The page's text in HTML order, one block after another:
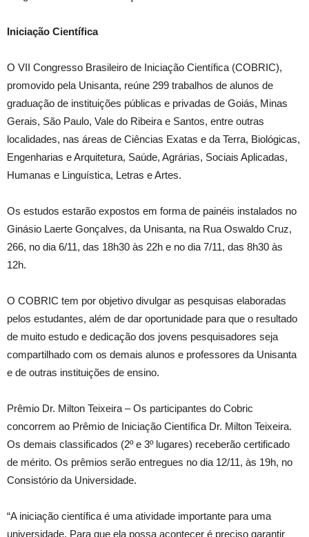
Iniciação Científica
O VII Congresso Brasileiro de Iniciação Científica (COBRIC),
promovido pela Unisanta, reúne 299 trabalhos de alunos de
graduação de instituições públicas e privadas de Goiás, Minas
Gerais, São Paulo, Vale do Ribeira e Santos, entre outras
localidades, nas áreas de Ciências Exatas e da Terra, Biológicas,
Engenharias e Arquitetura, Saúde, Agrárias, Sociais Aplicadas,
Humanas e Linguística, Letras e Artes.
Os estudos estarão expostos em forma de painéis instalados no
Ginásio Laerte Gonçalves, da Unisanta, na Rua Oswaldo Cruz,
266, no dia 6/11, das 18h30 às 22h e no dia 7/11, das 8h30 às
12h.
O COBRIC tem por objetivo divulgar as pesquisas elaboradas
pelos estudantes, além de dar oportunidade para que o resultado
de muito estudo e dedicação dos jovens pesquisadores seja
compartilhado com os demais alunos e professores da Unisanta
e de outras instituições de ensino.
Prêmio Dr. Milton Teixeira – Os participantes do Cobric
concorrem ao Prêmio de Iniciação Científica Dr. Milton Teixeira.
Os demais classificados (2º e 3º lugares) receberão certificado
de mérito. Os prêmios serão entregues no dia 12/11, às 19h, no
Consistório da Universidade.
“A iniciação científica é uma atividade importante para uma
universidade. Para que ela possa acontecer é preciso garantir